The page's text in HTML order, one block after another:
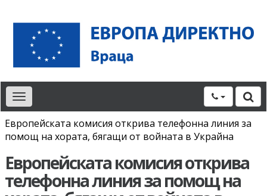
Toggle
navigation
Европейската комисия открива телефонна линия за
помощ на хората, бягащи от войната в Украйна
Европейската комисия открива
телефонна линия за помощ на